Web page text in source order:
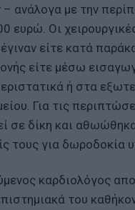
– ανάλογα με την
ευρώ. Οι
είτε κατά
είτε μέσω
ή στα
Για τις
σε δίκη και
τους για δωροδοκία
καρδιολόγος
του